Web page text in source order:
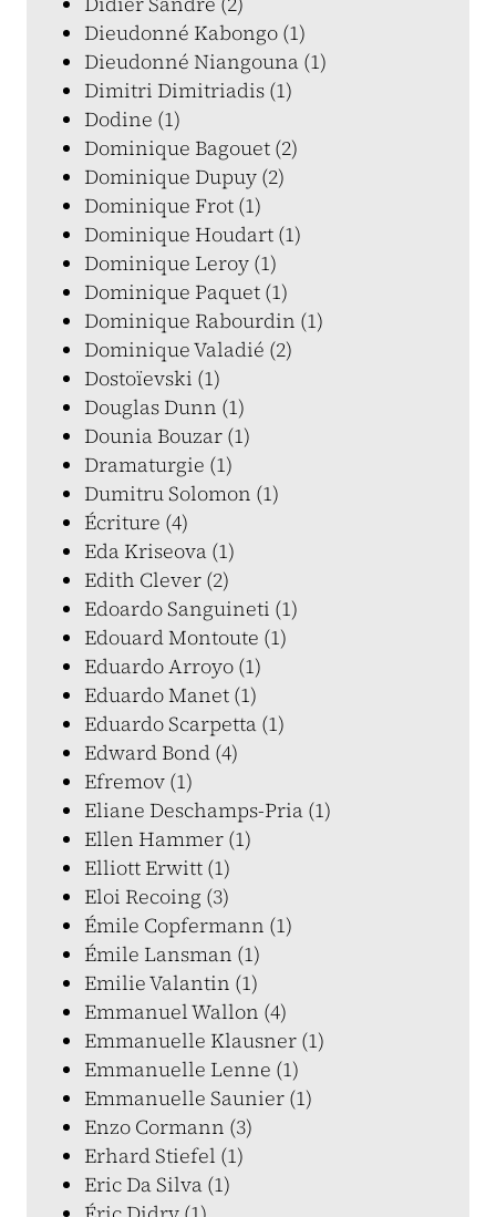
Dieudonné Kabongo (1)
Dieudonné Niangouna (1)
Dimitri Dimitriadis (1)
Dodine (1)
Dominique Bagouet (2)
Dominique Dupuy (2)
Dominique Frot (1)
Dominique Houdart (1)
Dominique Leroy (1)
Dominique Paquet (1)
Dominique Rabourdin (1)
Dominique Valadié (2)
Dostoïevski (1)
Douglas Dunn (1)
Dounia Bouzar (1)
Dramaturgie (1)
Dumitru Solomon (1)
Écriture (4)
Eda Kriseova (1)
Edith Clever (2)
Edoardo Sanguineti (1)
Edouard Montoute (1)
Eduardo Arroyo (1)
Eduardo Manet (1)
Eduardo Scarpetta (1)
Edward Bond (4)
Efremov (1)
Eliane Deschamps-Pria (1)
Ellen Hammer (1)
Elliott Erwitt (1)
Eloi Recoing (3)
Émile Copfermann (1)
Émile Lansman (1)
Emilie Valantin (1)
Emmanuel Wallon (4)
Emmanuelle Klausner (1)
Emmanuelle Lenne (1)
Emmanuelle Saunier (1)
Enzo Cormann (3)
Erhard Stiefel (1)
Eric Da Silva (1)